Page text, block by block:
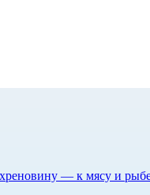
— к мясу и